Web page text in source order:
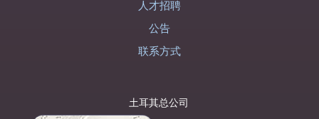
人才招聘
公告
联系方式
土耳其总公司